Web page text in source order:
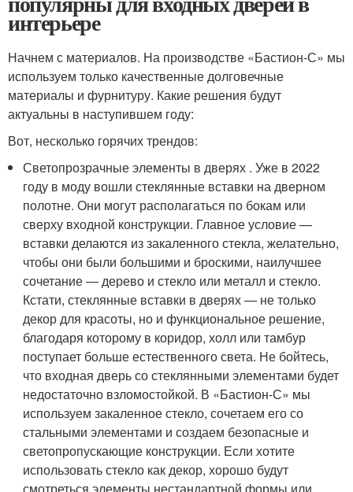
интерьере
Начнем с материалов. На производстве «Бастион-С» мы
используем только качественные долговечные
материалы и фурнитуру. Какие решения будут
актуальны в наступившем году:
Вот, несколько горячих трендов:
Светопрозрачные элементы в дверях . Уже в 2022
году в моду вошли стеклянные вставки на дверном
полотне. Они могут располагаться по бокам или
сверху входной конструкции. Главное условие —
вставки делаются из закаленного стекла, желательно,
чтобы они были большими и броскими, наилучшее
сочетание — дерево и стекло или металл и стекло.
Кстати, стеклянные вставки в дверях — не только
декор для красоты, но и функциональное решение,
благодаря которому в коридор, холл или тамбур
поступает больше естественного света. Не бойтесь,
что входная дверь со стеклянными элементами будет
недостаточно взломостойкой. В «Бастион-С» мы
используем закаленное стекло, сочетаем его со
стальными элементами и создаем безопасные и
светопропускающие конструкции. Если хотите
использовать стекло как декор, хорошо будут